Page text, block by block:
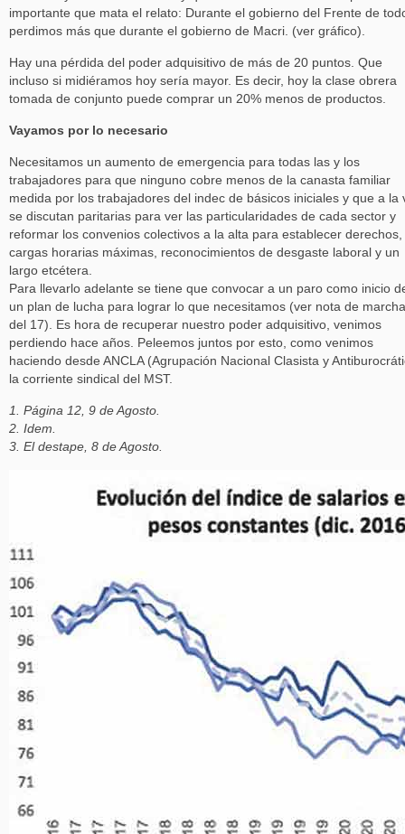
importante que mata el relato: Durante el gobierno del Frente de
perdimos más que durante el gobierno de Macri. (ver gráfico).
Hay una pérdida del poder adquisitivo de más de 20 puntos. Que
incluso si midiéramos hoy sería mayor. Es decir, hoy la clase obrera
tomada de conjunto puede comprar un 20% menos de productos.
Vayamos por lo necesario
Necesitamos un aumento de emergencia para todas las y los
trabajadores para que ninguno cobre menos de la canasta familiar
medida por los trabajadores del indec de básicos iniciales y que a la
se discutan paritarias para ver las particularidades de cada sector y
reformar los convenios colectivos a la alta para establecer derechos,
cargas horarias máximas, reconocimientos de desgaste laboral y un
largo etcétera.
Para llevarlo adelante se tiene que convocar a un paro como inicio
un plan de lucha para lograr lo que necesitamos (ver nota de marcha
del 17). Es hora de recuperar nuestro poder adquisitivo, venimos
perdiendo hace años. Peleemos juntos por esto, como venimos
haciendo desde ANCLA (Agrupación Nacional Clasista y
la corriente sindical del MST.
1. Página 12, 9 de Agosto.
2. Idem.
3. El destape, 8 de Agosto.